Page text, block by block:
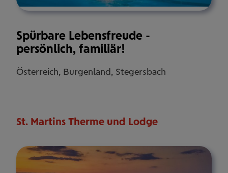
Spürbare Lebensfreude -
persönlich, familiär!
Österreich, Burgenland, Stegersbach
St. Martins Therme und Lodge